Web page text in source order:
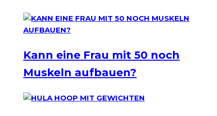
Kann eine Frau mit 50 noch
Muskeln aufbauen?